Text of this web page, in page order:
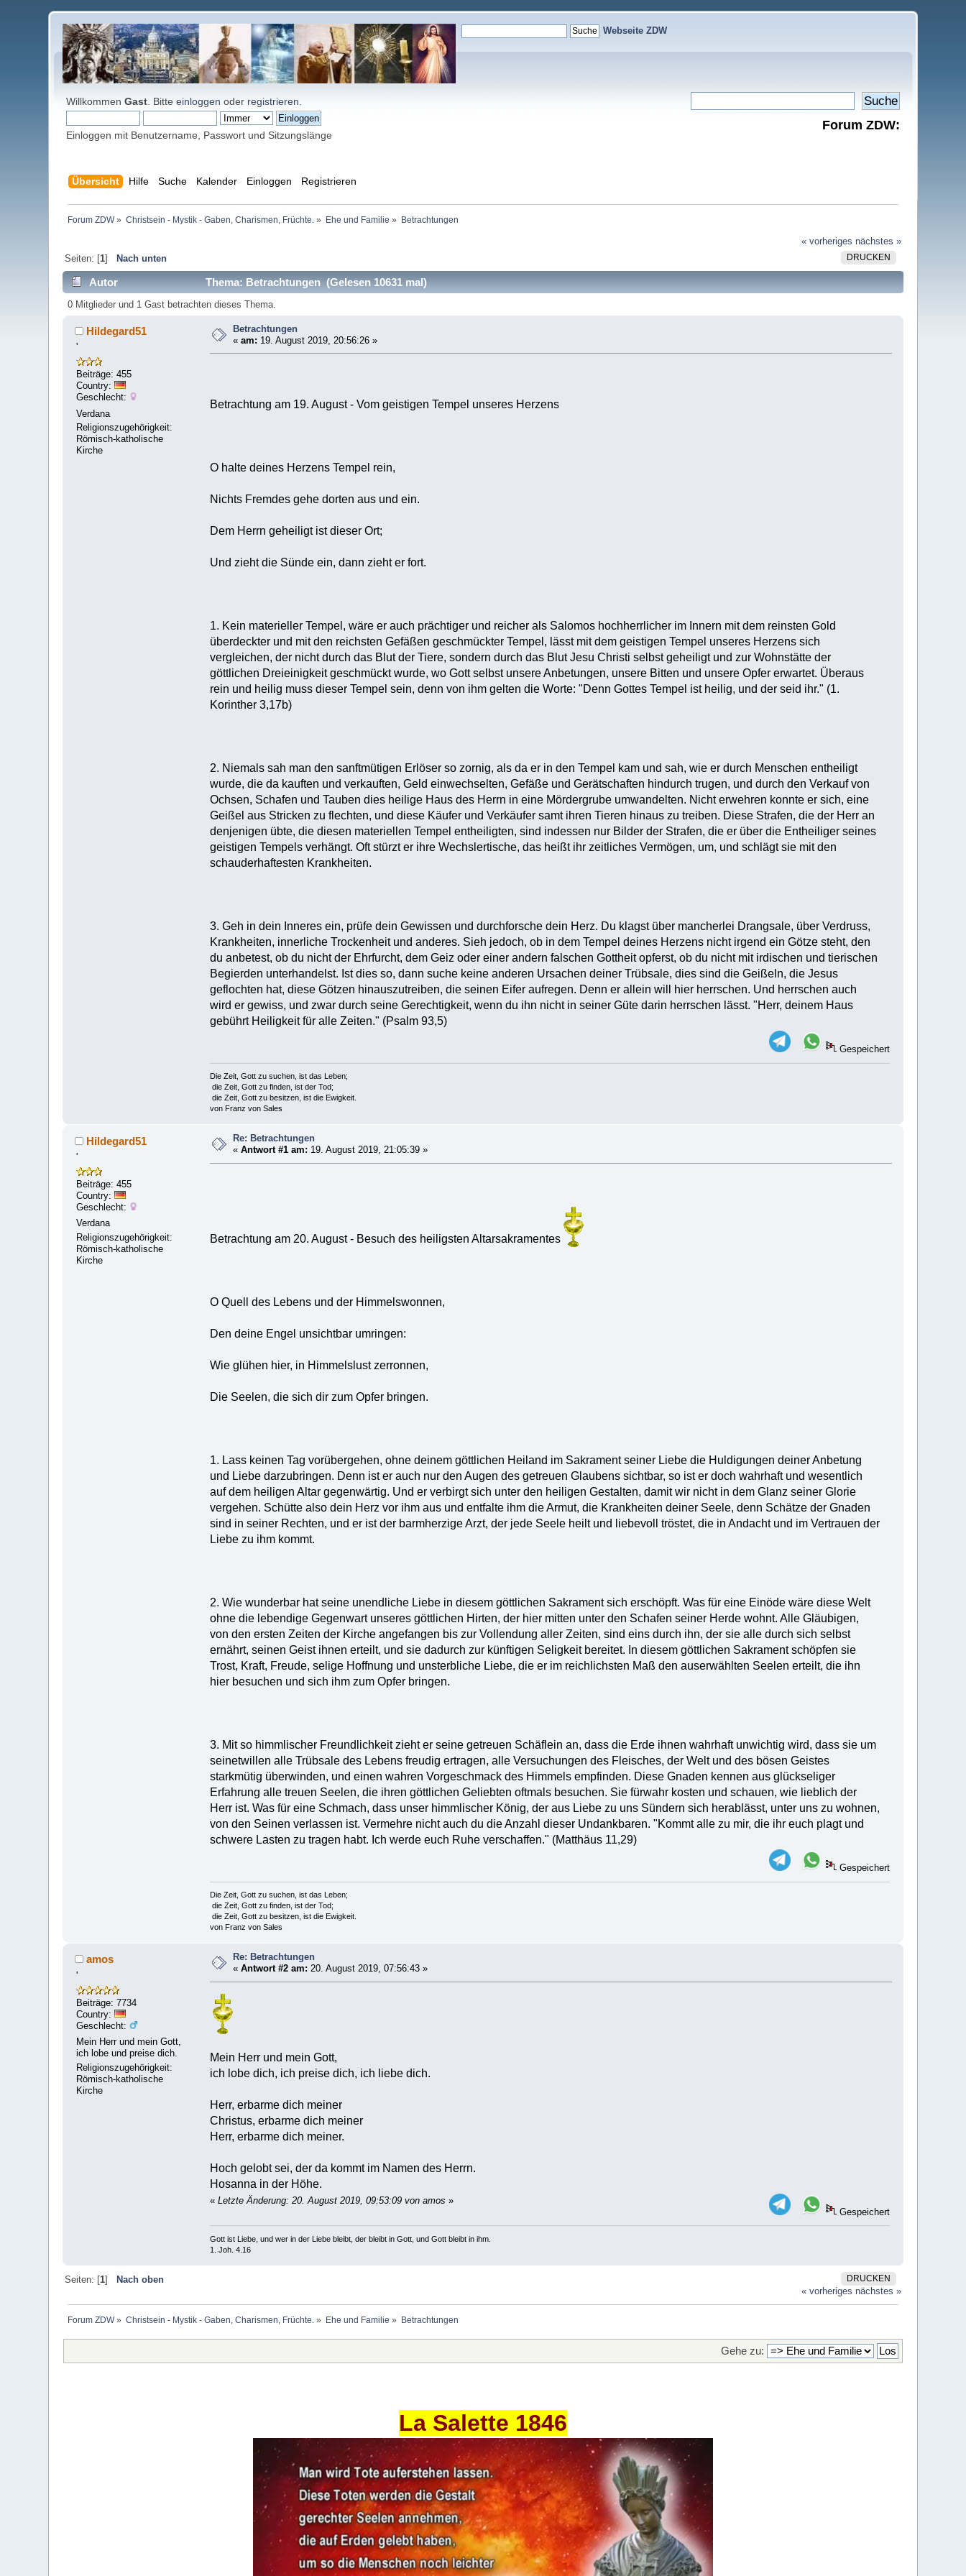
Webseite ZDW
WillkommenGast . Bitteeinloggen oder registrieren
Einloggen mit Benutzername, Passwort und Sitzungslänge
Forum ZDW:
Übersicht Hilfe Suche Kalender Einloggen Registrieren
Forum ZDW» Christsein - Mystik - Gaben, Charismen, Früchte.» Ehe und Familie » Betrachtungen
« vorheriges nächstes »
DRUCKEN
Seiten: [1] Nach unten
Autor Thema: Betrachtungen (Gelesen 10631 mal)
0 Mitglieder und 1 Gast betrachten dieses Thema.
Hildegard51
'
Beiträge: 455
Country:
Geschlecht:
Verdana
Religionszugehörigkeit:
Römisch-katholische
Kirche
Betrachtungen
«am: 19. August 2019, 20:56:26 »
Betrachtung am 19. August - Vom geistigen Tempel unseres Herzens
O halte deines Herzens Tempel rein,
Nichts Fremdes gehe dorten aus und ein.
Dem Herrn geheiligt ist dieser Ort;
Und zieht die Sünde ein, dann zieht er fort.
1. Kein materieller Tempel, wäre er auch prächtiger und reicher als Salomos hochherrlicher im Innern mit dem reinsten Gold
überdeckter und mit den reichsten Gefäßen geschmückter Tempel, lässt mit dem geistigen Tempel unseres Herzens sich
vergleichen, der nicht durch das Blut der Tiere, sondern durch das Blut Jesu Christi selbst geheiligt und zur Wohnstätte der
göttlichen Dreieinigkeit geschmückt wurde, wo Gott selbst unsere Anbetungen, unsere Bitten und unsere Opfer erwartet. Überaus
rein und heilig muss dieser Tempel sein, denn von ihm gelten die Worte: "Denn Gottes Tempel ist heilig, und der seid ihr." (1.
Korinther 3,17b)
2. Niemals sah man den sanftmütigen Erlöser so zornig, als da er in den Tempel kam und sah, wie er durch Menschen entheiligt
wurde, die da kauften und verkauften, Geld einwechselten, Gefäße und Gerätschaften hindurch trugen, und durch den Verkauf von
Ochsen, Schafen und Tauben dies heilige Haus des Herrn in eine Mördergrube umwandelten. Nicht erwehren konnte er sich, eine
Geißel aus Stricken zu flechten, und diese Käufer und Verkäufer samt ihren Tieren hinaus zu treiben. Diese Strafen, die der Herr an
denjenigen übte, die diesen materiellen Tempel entheiligten, sind indessen nur Bilder der Strafen, die er über die Entheiliger seines
geistigen Tempels verhängt. Oft stürzt er ihre Wechslertische, das heißt ihr zeitliches Vermögen, um, und schlägt sie mit den
schauderhaftesten Krankheiten.
3. Geh in dein Inneres ein, prüfe dein Gewissen und durchforsche dein Herz. Du klagst über mancherlei Drangsale, über Verdruss,
Krankheiten, innerliche Trockenheit und anderes. Sieh jedoch, ob in dem Tempel deines Herzens nicht irgend ein Götze steht, den
du anbetest, ob du nicht der Ehrfurcht, dem Geiz oder einer andern falschen Gottheit opferst, ob du nicht mit irdischen und tierischen
Begierden unterhandelst. Ist dies so, dann suche keine anderen Ursachen deiner Trübsale, dies sind die Geißeln, die Jesus
geflochten hat, diese Götzen hinauszutreiben, die seinen Eifer aufregen. Denn er allein will hier herrschen. Und herrschen auch
wird er gewiss, und zwar durch seine Gerechtigkeit, wenn du ihn nicht in seiner Güte darin herrschen lässt. "Herr, deinem Haus
gebührt Heiligkeit für alle Zeiten." (Psalm 93,5)
Gespeichert
Die Zeit, Gott zu suchen, ist das Leben;
die Zeit, Gott zu finden, ist der Tod;
die Zeit, Gott zu besitzen, ist die Ewigkeit.
von Franz von Sales
Hildegard51
'
Beiträge: 455
Country:
Geschlecht:
Verdana
Religionszugehörigkeit:
Römisch-katholische
Kirche
Re: Betrachtungen
«Antwort #1 am: 19. August 2019, 21:05:39 »
Betrachtung am 20. August - Besuch des heiligsten Altarsakramentes
O Quell des Lebens und der Himmelswonnen,
Den deine Engel unsichtbar umringen:
Wie glühen hier, in Himmelslust zerronnen,
Die Seelen, die sich dir zum Opfer bringen.
1. Lass keinen Tag vorübergehen, ohne deinem göttlichen Heiland im Sakrament seiner Liebe die Huldigungen deiner Anbetung
und Liebe darzubringen. Denn ist er auch nur den Augen des getreuen Glaubens sichtbar, so ist er doch wahrhaft und wesentlich
auf dem heiligen Altar gegenwärtig. Und er verbirgt sich unter den heiligen Gestalten, damit wir nicht in dem Glanz seiner Glorie
vergehen. Schütte also dein Herz vor ihm aus und entfalte ihm die Armut, die Krankheiten deiner Seele, denn Schätze der Gnaden
sind in seiner Rechten, und er ist der barmherzige Arzt, der jede Seele heilt und liebevoll tröstet, die in Andacht und im Vertrauen der
Liebe zu ihm kommt.
2. Wie wunderbar hat seine unendliche Liebe in diesem göttlichen Sakrament sich erschöpft. Was für eine Einöde wäre diese Welt
ohne die lebendige Gegenwart unseres göttlichen Hirten, der hier mitten unter den Schafen seiner Herde wohnt. Alle Gläubigen,
von den ersten Zeiten der Kirche angefangen bis zur Vollendung aller Zeiten, sind eins durch ihn, der sie alle durch sich selbst
ernährt, seinen Geist ihnen erteilt, und sie dadurch zur künftigen Seligkeit bereitet. In diesem göttlichen Sakrament schöpfen sie
Trost, Kraft, Freude, selige Hoffnung und unsterbliche Liebe, die er im reichlichsten Maß den auserwählten Seelen erteilt, die ihn
hier besuchen und sich ihm zum Opfer bringen.
3. Mit so himmlischer Freundlichkeit zieht er seine getreuen Schäflein an, dass die Erde ihnen wahrhaft unwichtig wird, dass sie um
seinetwillen alle Trübsale des Lebens freudig ertragen, alle Versuchungen des Fleisches, der Welt und des bösen Geistes
starkmütig überwinden, und einen wahren Vorgeschmack des Himmels empfinden. Diese Gnaden kennen aus glückseliger
Erfahrung alle treuen Seelen, die ihren göttlichen Geliebten oftmals besuchen. Sie fürwahr kosten und schauen, wie lieblich der
Herr ist. Was für eine Schmach, dass unser himmlischer König, der aus Liebe zu uns Sündern sich herablässt, unter uns zu wohnen,
von den Seinen verlassen ist. Vermehre nicht auch du die Anzahl dieser Undankbaren. "Kommt alle zu mir, die ihr euch plagt und
schwere Lasten zu tragen habt. Ich werde euch Ruhe verschaffen." (Matthäus 11,29)
Gespeichert
Die Zeit, Gott zu suchen, ist das Leben;
die Zeit, Gott zu finden, ist der Tod;
die Zeit, Gott zu besitzen, ist die Ewigkeit.
von Franz von Sales
amos
'
Beiträge: 7734
Country:
Geschlecht:
Mein Herr und mein Gott,
ich lobe und preise dich.
Religionszugehörigkeit:
Römisch-katholische
Kirche
Re: Betrachtungen
«Antwort #2 am: 20. August 2019, 07:56:43 »
Mein Herr und mein Gott,
ich lobe dich, ich preise dich, ich liebe dich.
Herr, erbarme dich meiner
Christus, erbarme dich meiner
Herr, erbarme dich meiner.
Hoch gelobt sei, der da kommt im Namen des Herrn.
Hosanna in der Höhe.
« Letzte Änderung: 20. August 2019, 09:53:09 von amos »
Gespeichert
Gott ist Liebe, und wer in der Liebe bleibt, der bleibt in Gott, und Gott bleibt in ihm.
1. Joh. 4.16
DRUCKEN
Seiten: [1] Nach oben
« vorheriges nächstes »
Forum ZDW» Christsein - Mystik - Gaben, Charismen, Früchte. » Ehe und Familie » Betrachtungen
Gehe zu:
La Salette 1846